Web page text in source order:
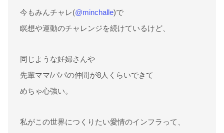
今もみんチャレ(@minchalle)で
瞑想や運動のチャレンジを続けているけど、
同じような妊婦さんや
先輩ママ/パパの仲間が8人くらいできて
めちゃ心強い。
私がこの世界につくりたい愛情のインフラって、